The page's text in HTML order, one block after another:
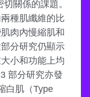
關係的課題。
種肌纖維的比
肉內慢縮肌和
分研究仍顯示
小和功能上均
部分研究亦發
白肌（Type